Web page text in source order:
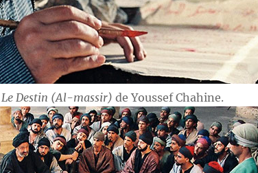
Le Destin (Al-massir) de Youssef Chahine.